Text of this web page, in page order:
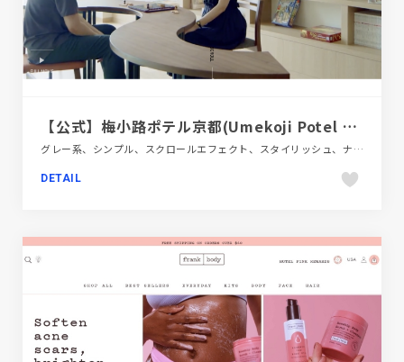
【公式】梅小路ポテル京都(Umekoji Potel KYOTO)｜京都駅徒歩15分のホテル
グレー系、シンプル、スクロールエフェクト、スタイリッシュ、ナチュラル、ブラック系 、ホワイト系、大きめ写真、施設・店舗サイト、旅行・ホテル・観光
DETAIL